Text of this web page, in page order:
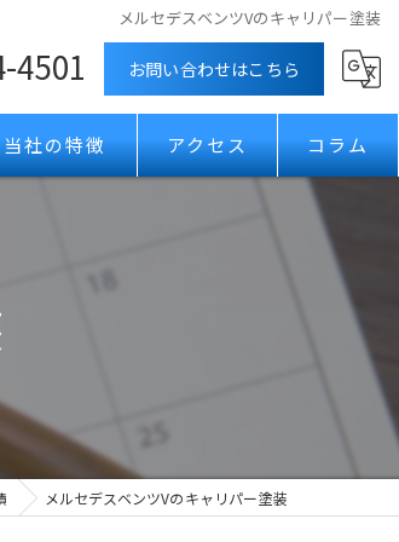
メルセデスベンツVのキャリパー塗装
4501 お問い合わせはこちら
当社の特徴
ラスコーティング
ロテクションフィルム
ホイールコーティング
アクセス コラム
メルセデスベンツVのキャリパー塗装